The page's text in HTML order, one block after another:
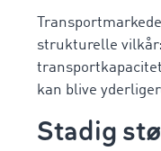
strukturelle
kan blive
Stadig